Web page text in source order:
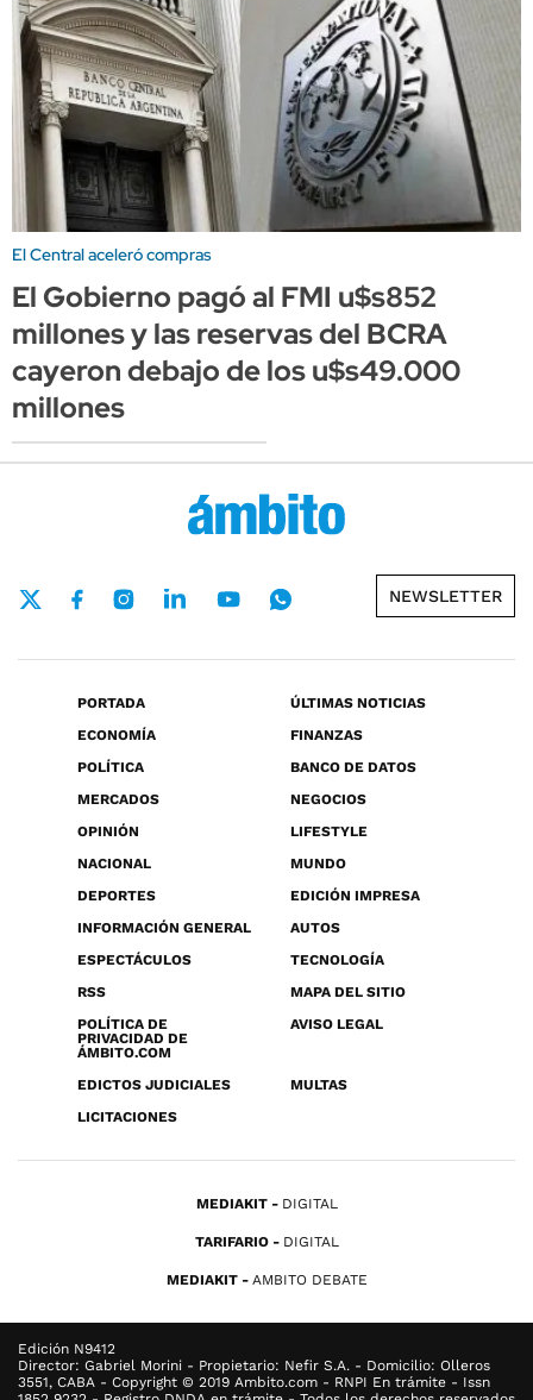
El Central aceleró compras
El Gobierno pagó al FMI u$s852
millones y las reservas del BCRA
cayeron debajo de los u$s49.000
millones
NEWSLETTER
PORTADA
ÚLTIMAS NOTICIAS
ECONOMÍA
FINANZAS
POLÍTICA
BANCO DE DATOS
MERCADOS
NEGOCIOS
OPINIÓN
LIFESTYLE
NACIONAL
MUNDO
DEPORTES
EDICIÓN IMPRESA
INFORMACIÓN GENERAL
AUTOS
ESPECTÁCULOS
TECNOLOGÍA
RSS
MAPA DEL SITIO
POLÍTICA DE
PRIVACIDAD DE
ÁMBITO.COM
AVISO LEGAL
EDICTOS JUDICIALES
MULTAS
LICITACIONES
MEDIAKIT DIGITAL
TARIFARIO DIGITAL
MEDIAKIT AMBITO DEBATE
Edición N9412
Director: Gabriel Morini - Propietario: Nefir S.A. - Domicilio: Olleros
3551, CABA - Copyright © 2019 Ambito.com - RNPI En trámite - Issn